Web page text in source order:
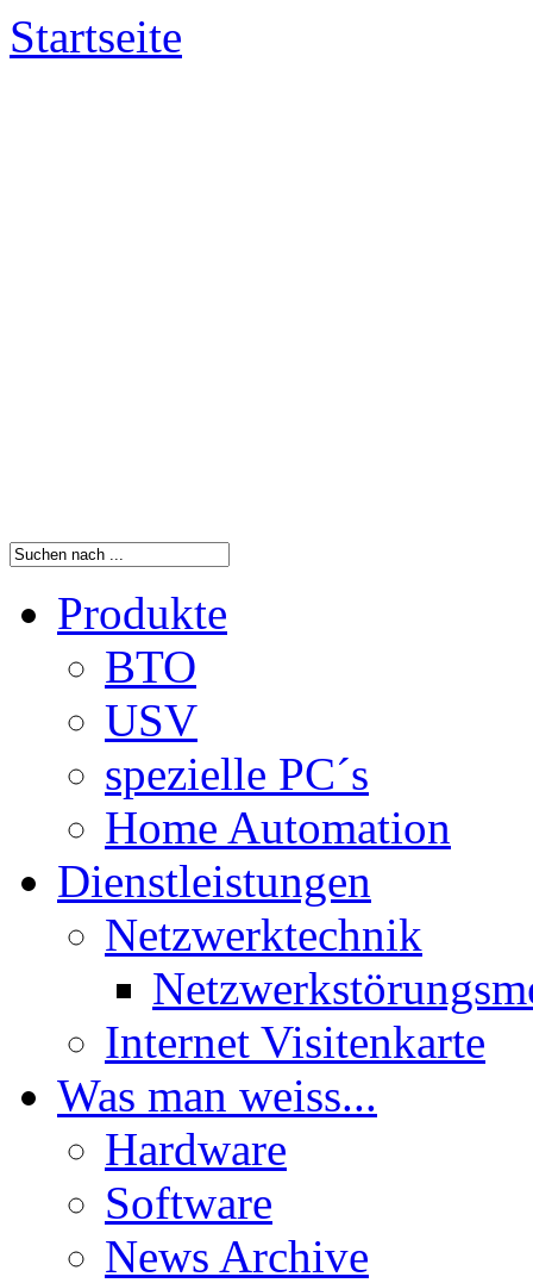
Startseite
Produkte
BTO
USV
spezielle PC´s
Home Automation
Dienstleistungen
Netzwerktechnik
Internet Visitenkarte
Was man weiss...
Hardware
Software
News Archive